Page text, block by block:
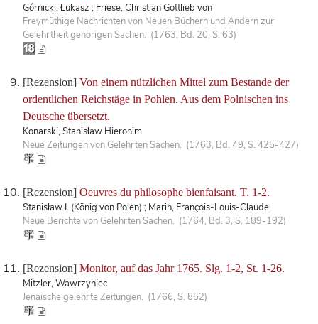
Górnicki, Łukasz ; Friese, Christian Gottlieb von
Freymüthige Nachrichten von Neuen Büchern und Andern zur
Gelehrtheit gehörigen Sachen. (1763, Bd. 20, S. 63)
[Rezension] Von einem nützlichen Mittel zum Bestande der
ordentlichen Reichstäge in Pohlen. Aus dem Polnischen ins
Deutsche übersetzt.
Konarski, Stanisław Hieronim
Neue Zeitungen von Gelehrten Sachen. (1763, Bd. 49, S. 425-427)
[Rezension] Oeuvres du philosophe bienfaisant. T. 1-2.
Stanisław I. (König von Polen) ; Marin, François-Louis-Claude
Neue Berichte von Gelehrten Sachen. (1764, Bd. 3, S. 189-192)
[Rezension] Monitor, auf das Jahr 1765. Slg. 1-2, St. 1-26.
Mitzler, Wawrzyniec
Jenaische gelehrte Zeitungen. (1766, S. 852)